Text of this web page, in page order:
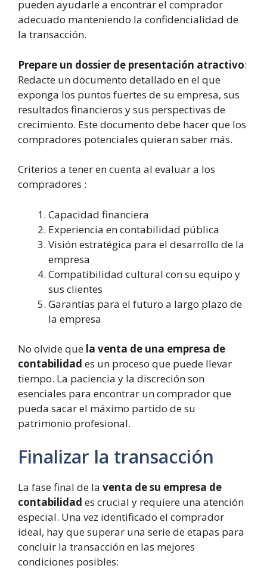
pueden ayudarle a encontrar el comprador
adecuado manteniendo la confidencialidad de
la transacción.
Prepare un dossier de presentación atractivo:
Redacte un documento detallado en el que
exponga los puntos fuertes de su empresa, sus
resultados financieros y sus perspectivas de
crecimiento. Este documento debe hacer que los
compradores potenciales quieran saber más.
Criterios a tener en cuenta al evaluar a los
compradores :
Capacidad financiera
Experiencia en contabilidad pública
Visión estratégica para el desarrollo de la
empresa
Compatibilidad cultural con su equipo y
sus clientes
Garantías para el futuro a largo plazo de
la empresa
No olvide que la venta de una empresa de
contabilidad es un proceso que puede llevar
tiempo. La paciencia y la discreción son
esenciales para encontrar un comprador que
pueda sacar el máximo partido de su
patrimonio profesional.
Finalizar la transacción
La fase final de la venta de su empresa de
contabilidad es crucial y requiere una atención
especial. Una vez identificado el comprador
ideal, hay que superar una serie de etapas para
concluir la transacción en las mejores
condiciones posibles: